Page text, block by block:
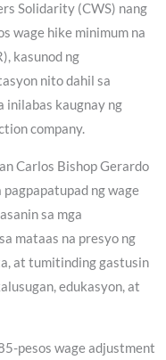
Solidarity (CWS) nang
wage hike minimum na
kasunod ng
nito dahil sa
inilabas kaugnay ng
company.
Carlos Bishop Gerardo
ng wage
sa mga
mataas na presyo ng
at tumitinding gastusin
edukasyon, at
pesos wage adjustment